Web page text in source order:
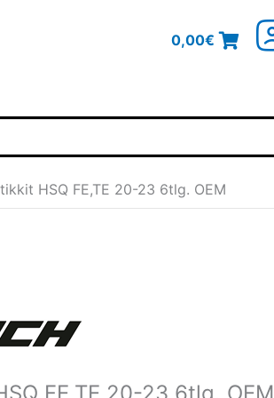
0,00€
HSQ FE,TE 20-23 6tlg. OEM